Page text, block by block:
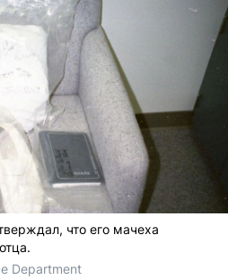
что его мачеха
Department